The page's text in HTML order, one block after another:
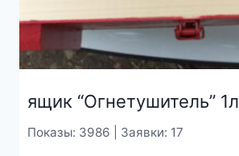
ящик “Огнетушитель” 1л
Показы: 3986 | Заявки: 17